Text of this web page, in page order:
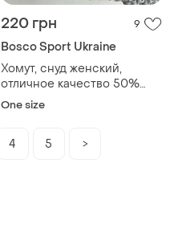
220 грн 9
Bosco Sport Ukraine
Хомут, снуд женский,
отличное качество 50%
шерсть
One size
4 5 >